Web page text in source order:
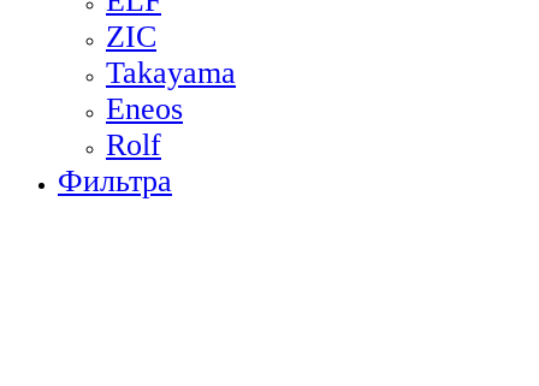
ZIC
Takayama
Eneos
Rolf
Фильтра